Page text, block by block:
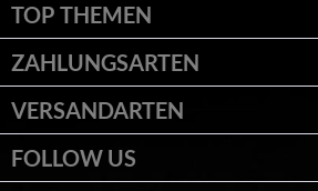
TOP THEMEN
ZAHLUNGSARTEN
VERSANDARTEN
FOLLOW US